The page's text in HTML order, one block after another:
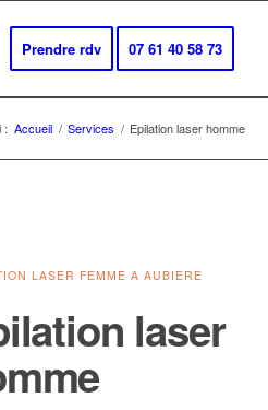
Prendre rdv 07 61 40 58 73
: Accueil / Services / Epilation laser homme
LASER FEMME A AUBIERE
laser